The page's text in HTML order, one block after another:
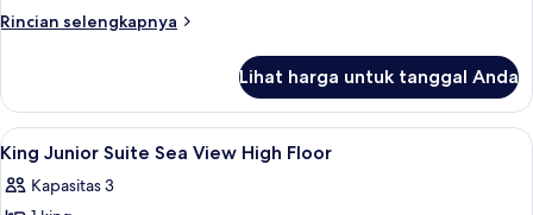
Junior
Rincian selengkapnya
Rincian
King
Junior
Suite
Lihat harga untuk tanggal Anda
Lihat
semua
foto
Kamar mandi | Perlengkapan mandi
4
King Junior Suite Sea View High Floor
Kapasitas 3